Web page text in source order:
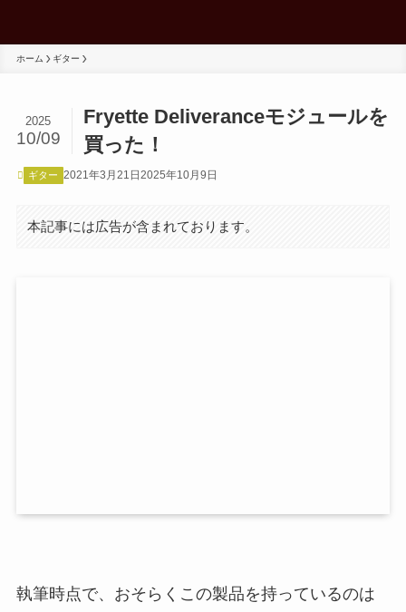
ホーム ギター
Fryette Deliveranceモジュールを
買った！
2025
10/09
ギター 2021年3月21日 2025年10月9日
本記事には広告が含まれております。
執筆時点で、おそらくこの製品を持っているのは